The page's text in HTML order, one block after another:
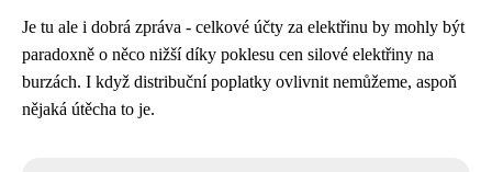
Je tu ale i dobrá zpráva - celkové účty za elektřinu by mohly být
paradoxně o něco nižší díky poklesu cen silové elektřiny na
burzách. I když distribuční poplatky ovlivnit nemůžeme, aspoň
nějaká útěcha to je.